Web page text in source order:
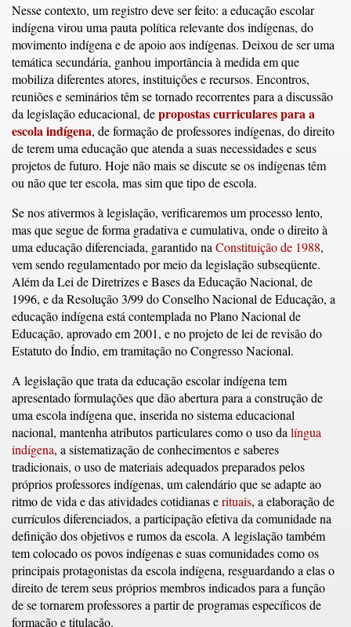
Nesse contexto, um registro deve ser feito: a educação escolar
indígena virou uma pauta política relevante dos indígenas, do
movimento indígena e de apoio aos indígenas. Deixou de ser uma
temática secundária, ganhou importância à medida em que
mobiliza diferentes atores, instituições e recursos. Encontros,
reuniões e seminários têm se tornado recorrentes para a discussão
da legislação educacional, depropostas curriculares para a
escola indígena, de formação de professores indígenas, do direito
de terem uma educação que atenda a suas necessidades e seus
projetos de futuro. Hoje não mais se discute se os indígenas têm
ou não que ter escola, mas sim que tipo de escola.
Se nos ativermos à legislação, verificaremos um processo lento,
mas que segue de forma gradativa e cumulativa, onde o direito à
uma educação diferenciada, garantido na Constituição de 1988,
vem sendo regulamentado por meio da legislação subseqüente.
Além da Lei de Diretrizes e Bases da Educação Nacional, de
1996, e da Resolução 3/99 do Conselho Nacional de Educação, a
educação indígena está contemplada no Plano Nacional de
Educação, aprovado em 2001, e no projeto de lei de revisão do
Estatuto do Índio, em tramitação no Congresso Nacional.
A legislação que trata da educação escolar indígena tem
apresentado formulações que dão abertura para a construção de
uma escola indígena que, inserida no sistema educacional
nacional, mantenha atributos particulares como o uso da língua
indígena, a sistematização de conhecimentos e saberes
tradicionais, o uso de materiais adequados preparados pelos
próprios professores indígenas, um calendário que se adapte ao
ritmo de vida e das atividades cotidianas erituais, a elaboração de
currículos diferenciados, a participação efetiva da comunidade na
definição dos objetivos e rumos da escola. A legislação também
tem colocado os povos indígenas e suas comunidades como os
principais protagonistas da escola indígena, resguardando a elas o
direito de terem seus próprios membros indicados para a função
de se tornarem professores a partir de programas específicos de
formação e titulação.